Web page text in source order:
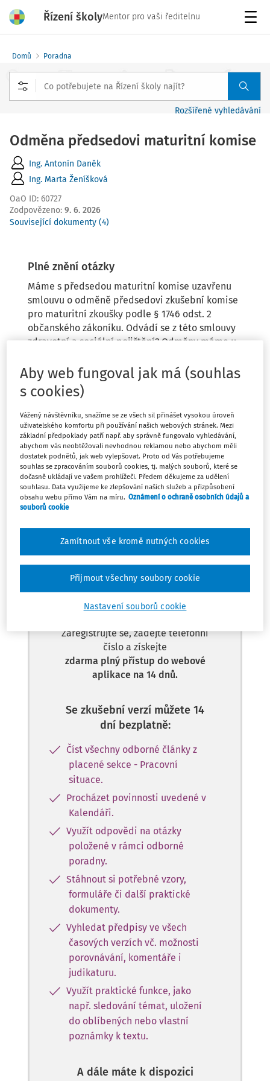
Řízení školyMentor pro vaši ředitelnu
Domů Poradna
Rozšířené vyhledávání
Odměna předsedovi maturitní komise
Ing. Antonín Daněk
Ing. Marta Ženíšková
OaO ID: 60727
Zodpovězeno: 9. 6. 2026
Související dokumenty (4)
Plné znění otázky
Máme s předsedou maturitní komise uzavřenu
smlouvu o odměně předsedovi zkušební komise
pro maturitní zkoušky podle § 1746 odst. 2
občanského zákoníku. Odvádí se z této smlouvy
zdravotní a sociální pojištění? Odměny máme u
druhého nad 4500 Kč.
Odpověď
Máte předplatné? Přihlaste se.
Tento dokument je jen pro
předplatitele.
Zaregistrujte se, zadejte telefonní
číslo a získejte
zdarma plný přístup do webové
aplikace na 14 dnů.
Se zkušební verzí můžete 14
dní bezplatně:
Číst všechny odborné články z
placené sekce - Pracovní
situace.
Procházet povinnosti uvedené v
Kalendáři.
Využít odpovědi na otázky
položené v rámci odborné
poradny.
Stáhnout si potřebné vzory,
formuláře či další praktické
dokumenty.
Vyhledat předpisy ve všech
časových verzích vč. možnosti
porovnávání, komentáře i
judikaturu.
Využít praktické funkce, jako
např. sledování témat, uložení
do oblíbených nebo vlastní
poznámky k textu.
A dále máte k dispozici
Aby web fungoval jak má (souhlas
s cookies)
Vážený návštěvníku, snažíme se ze všech sil přinášet vysokou úroveň
uživatelského komfortu při používání našich webových stránek. Mezi
základní předpoklady patří např. aby správně fungovalo vyhledávání,
abychom vás neobtěžovali nevhodnou reklamou nebo abychom měli
dostatek podnětů, jak web vylepšovat. Proto od Vás potřebujeme
souhlas se zpracováním souborů cookies, tj. malých souborů, které se
dočasně ukládají ve vašem prohlížeči. Předem děkujeme za udělení
souhlasu. Data využijeme ke zlepšování našich služeb a přizpůsobení
obsahu webu přímo Vám na míru. Oznámení o ochraně osobních údajů a
souborů cookie
Nastavení souborů cookie
Zamítnout vše kromě nutných cookies
Přijmout všechny soubory cookie